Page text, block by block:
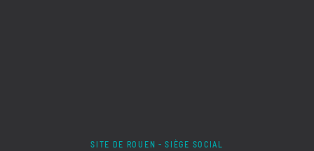
SITE DE ROUEN - SIÈGE SOCIAL